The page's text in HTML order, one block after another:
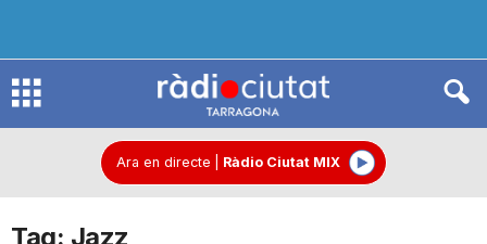
R
d
Ara en directe Ràdio Ciutat MIX
Tag: Jazz